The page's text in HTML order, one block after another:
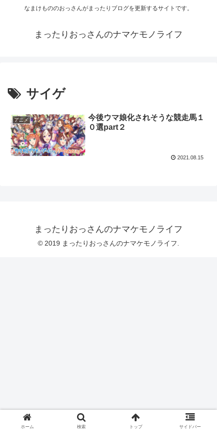
なまけもののおっさんがまったりブログを更新するサイトです。
まったりおっさんのナマケモノライフ
サイゲ
アニメ
今後ウマ娘化されそうな競走馬１
０選part２
2021.08.15
まったりおっさんのナマケモノライフ
© 2019 まったりおっさんのナマケモノライフ.
ホーム 検索 トップ サイドバー